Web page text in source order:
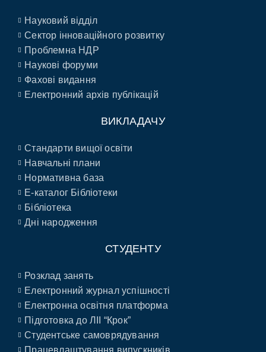
Науковий відділ
Сектор інноваційного розвитку
Проблемна НДР
Наукові форуми
Фахові видання
Електронний архів публікацій
ВИКЛАДАЧУ
Стандарти вищої освіти
Навчальні плани
Нормативна база
E-каталог Бібліотеки
Бібліотека
Дні народження
СТУДЕНТУ
Розклад занять
Електронний журнал успішності
Електронна освітня платформа
Підготовка до ЛІІ “Крок”
Студентське самоврядування
Працевлаштування випускників